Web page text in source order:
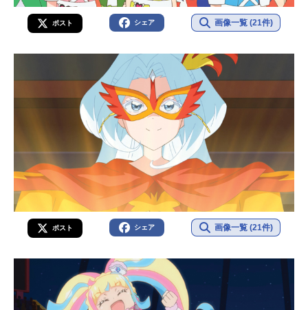
ポスト シェア 画像一覧 (21件)
ポスト シェア 画像一覧 (21件)